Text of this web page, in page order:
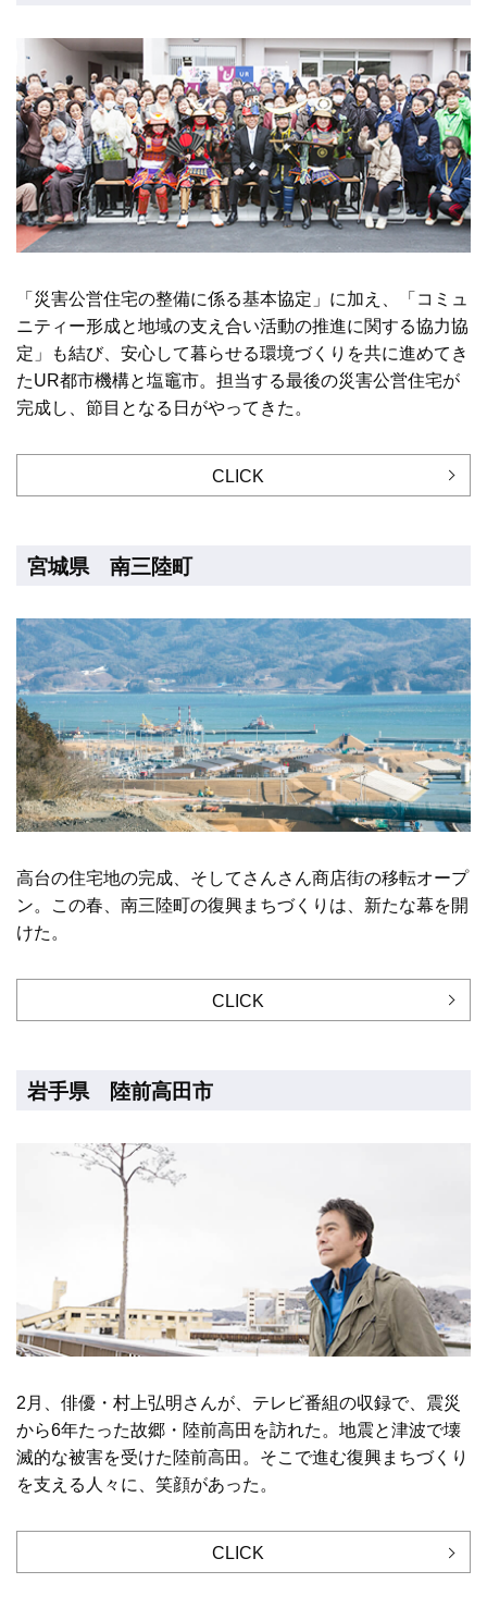
「災害公営住宅の整備に係る基本協定」に加え、「コミュ
ニティー形成と地域の支え合い活動の推進に関する協力協
定」も結び、安心して暮らせる環境づくりを共に進めてき
たUR都市機構と塩竈市。担当する最後の災害公営住宅が
完成し、節目となる日がやってきた。
CLICK
宮城県 南三陸町
高台の住宅地の完成、そしてさんさん商店街の移転オープ
ン。この春、南三陸町の復興まちづくりは、新たな幕を開
けた。
CLICK
岩手県 陸前高田市
2月、俳優・村上弘明さんが、テレビ番組の収録で、震災
から6年たった故郷・陸前高田を訪れた。地震と津波で壊
滅的な被害を受けた陸前高田。そこで進む復興まちづくり
を支える人々に、笑顔があった。
CLICK